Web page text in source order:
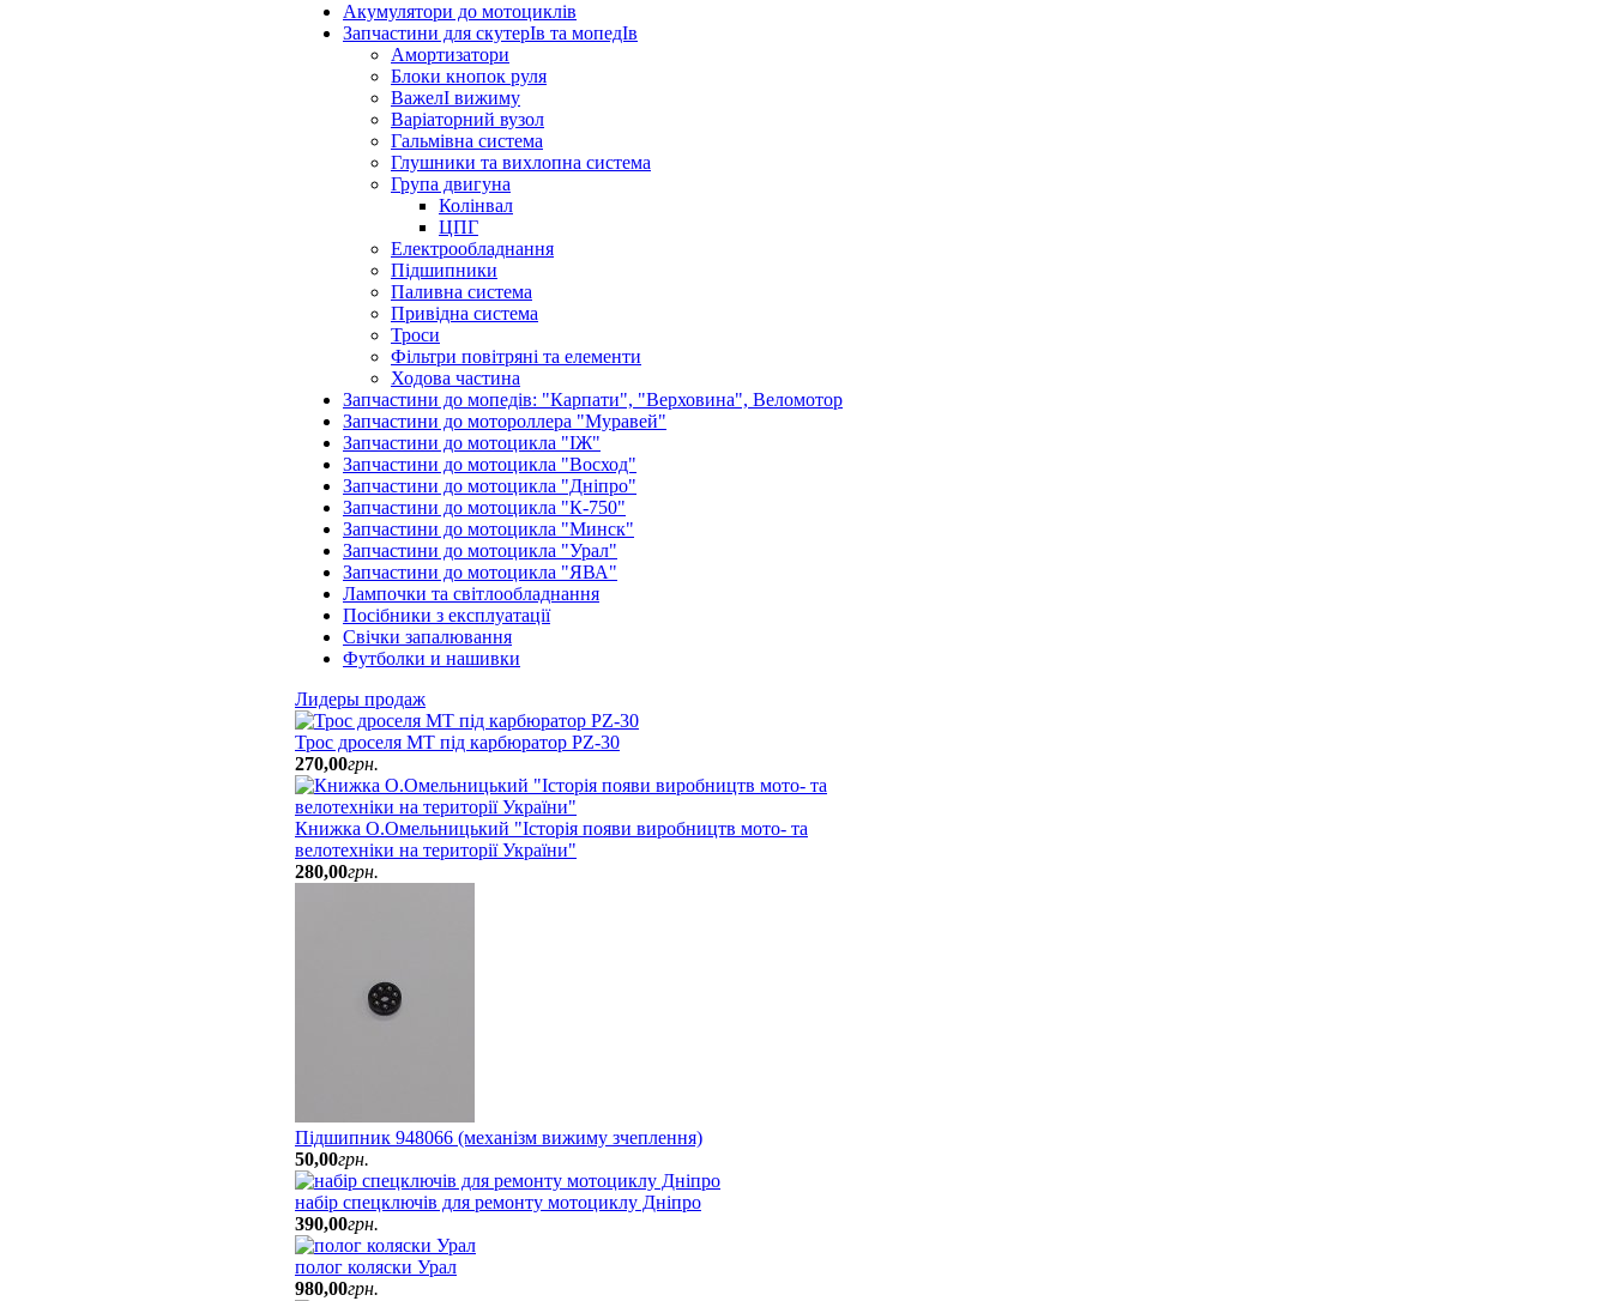
Акумулятори до мотоциклів
Запчастини для скутерІв та мопедІв
Амортизатори
Блоки кнопок руля
ВажелІ вижиму
Варіаторний вузол
Гальмівна система
Глушники та вихлопна система
Група двигуна
Колінвал
ЦПГ
Електрообладнання
Підшипники
Паливна система
Привідна система
Троси
Фільтри повітряні та елементи
Ходова частина
Запчастини до мопедів: "Карпати", "Верховина", Веломотор
Запчастини до мотороллера "Муравей"
Запчастини до мотоцикла "ІЖ"
Запчастини до мотоцикла "Восход"
Запчастини до мотоцикла "Дніпро"
Запчастини до мотоцикла "К-750"
Запчастини до мотоцикла "Минск"
Запчастини до мотоцикла "Урал"
Запчастини до мотоцикла "ЯВА"
Лампочки та світлообладнання
Посібники з експлуатації
Свічки запалювання
Футболки и нашивки
Лидеры продаж
Трос дроселя МТ під карбюратор PZ-30
270,00грн.
Книжка О.Омельницький "Історія появи виробництв мото- та
велотехніки на території України"
280,00грн.
Підшипник 948066 (механізм вижиму зчеплення)
50,00грн.
набір спецключів для ремонту мотоциклу Дніпро
390,00грн.
полог коляски Урал
980,00грн.